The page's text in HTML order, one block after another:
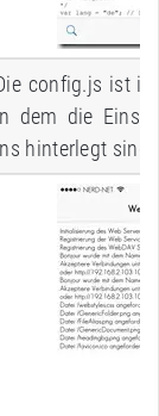
config.js ist in
dem die
hinterlegt sind.